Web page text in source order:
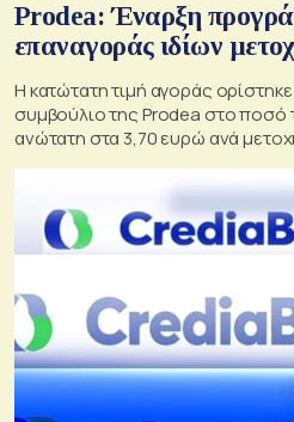
Prodea: Έναρξη
επαναγοράς ιδίων
Η κατώτατη τιμή αγοράς
συμβούλιο της Prodea στο ποσό
ανώτατη στα 3,70 ευρώ ανά